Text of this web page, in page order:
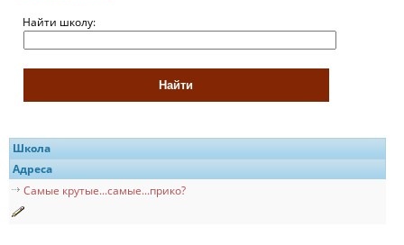
Найти школу:
Школа
Адреса
Самые крутые...самые...прико?